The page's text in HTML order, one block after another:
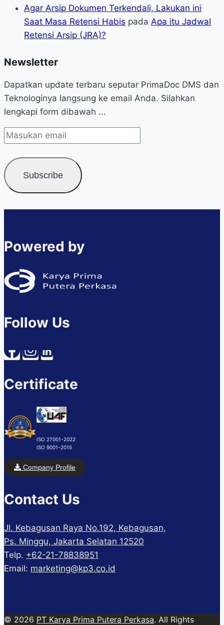
Agar Arsip Dokumen Terkendali, Lakukan ini
Saat Masa Retensi Habis pada Apa itu Jadwal
Retensi Arsip (JRA)?
Newsletter
Dapatkan update terbaru seputar PrimaDoc DMS dan
Teknologinya langsung ke email Anda. Silahkan
lengkapi form dibawah ...
Powered by
Follow Us
Certificate
ISO 27001-2022
ISO 9001-2015
Company Profile
Contact Us
Jl. Kebagusan Raya No.192, Kebagusan,
Ps. Minggu, Jakarta Selatan 12520
Telp. +62-21-78838951
Email: marketing@kp3.co.id
© 2026 PT Karya Prima Putera Perkasa. All Rights